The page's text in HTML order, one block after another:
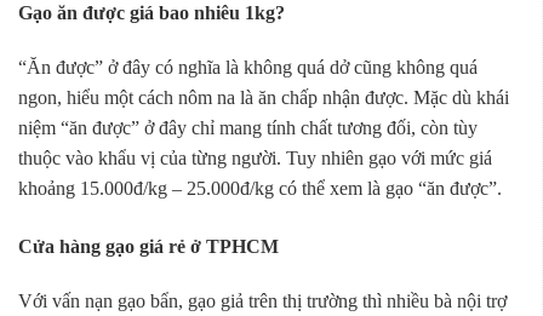
Gạo ăn được giá bao nhiêu 1kg?
“Ăn được” ở đây có nghĩa là không quá dở cũng không quá
ngon, hiểu một cách nôm na là ăn chấp nhận được. Mặc dù khái
niệm “ăn được” ở đây chỉ mang tính chất tương đối, còn tùy
thuộc vào khẩu vị của từng người. Tuy nhiên gạo với mức giá
khoảng 15.000đ/kg – 25.000đ/kg có thể xem là gạo “ăn được”.
Cửa hàng gạo giá rẻ ở TPHCM
Với vấn nạn gạo bẩn, gạo giả trên thị trường thì nhiều bà nội trợ